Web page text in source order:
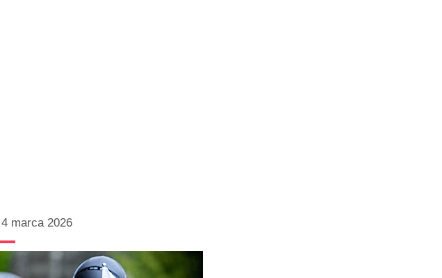
4 marca 2026